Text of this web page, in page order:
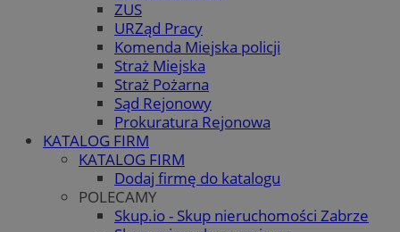
ZUS
URZąd Pracy
Komenda Miejska policji
Straż Miejska
Straż Pożarna
Sąd Rejonowy
Prokuratura Rejonowa
KATALOG FIRM
KATALOG FIRM
Dodaj firmę do katalogu
POLECAMY
Skup.io - Skup nieruchomości Zabrze